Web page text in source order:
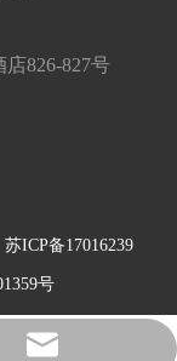
826-827号
苏ICP备17016239
号